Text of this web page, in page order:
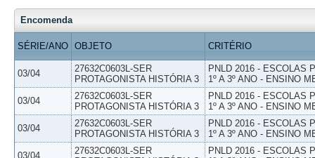
Encomenda
SÉRIE/ANO OBJETO CRITÉRIO
03/04
27632C0603L-SER
PROTAGONISTA HISTÓRIA 3
PNLD 2016 - ESCOLAS
1º A 3º ANO - ENSINO
03/04
27632C0603L-SER
PROTAGONISTA HISTÓRIA 3
PNLD 2016 - ESCOLAS
1º A 3º ANO - ENSINO
03/04
27632C0603L-SER
PROTAGONISTA HISTÓRIA 3
PNLD 2016 - ESCOLAS
1º A 3º ANO - ENSINO
03/04
27632C0603L-SER
PNLD 2016 - ESCOLAS